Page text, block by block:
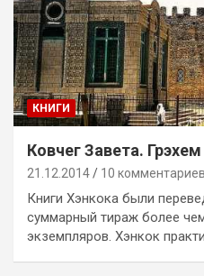
КНИГИ
Ковчег Завета.
21.12.2014 10 комментариев
Книги Хэнкока были
суммарный тираж более
экземпляров. Хэнкок